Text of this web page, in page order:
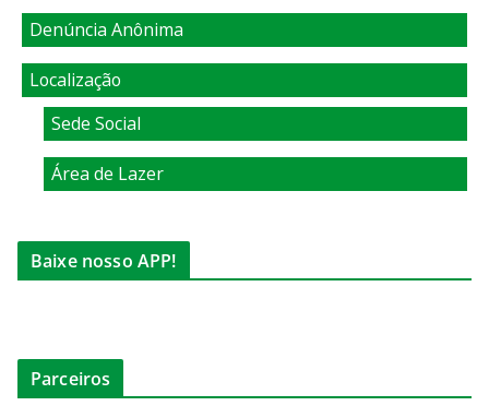
Denúncia Anônima
Localização
Sede Social
Área de Lazer
Baixe nosso APP!
Parceiros